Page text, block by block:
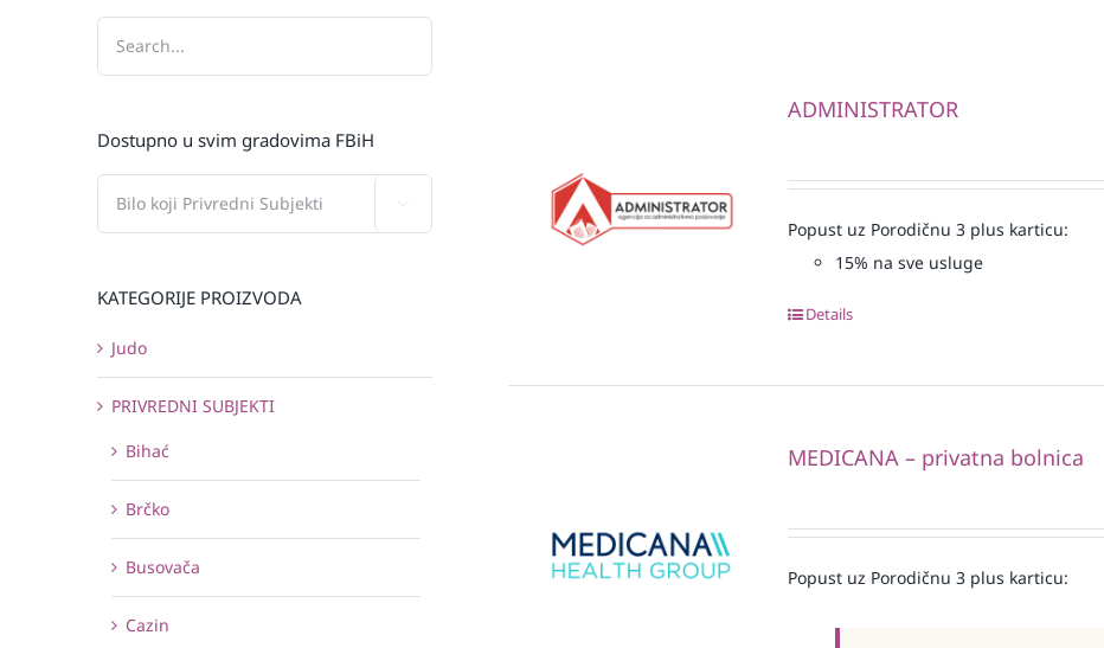
ADMINISTRATOR
Popust uz Porodičnu 3 plus karticu:
15% na sve usluge
Details
MEDICANA – privatna bolnica
Popust uz Porodičnu 3 plus karticu:
Dostupno u svim gradovima FBiH
KATEGORIJE PROIZVODA
Judo
PRIVREDNI SUBJEKTI
Bihać
Brčko
Busovača
Cazin